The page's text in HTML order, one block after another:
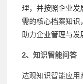
理，并按照企业发
需的核心档案知识
助力企业管理与发
2、知识智能问答
达观知识智能应用